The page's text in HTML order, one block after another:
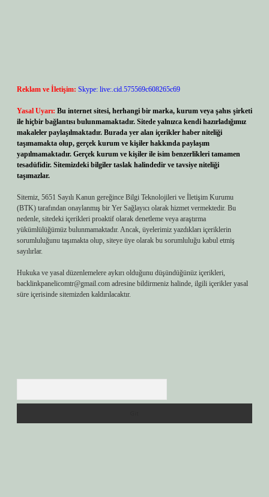
Reklam ve İletişim: Skype: live:.cid.575569c608265c69
Yasal Uyarı: Bu internet sitesi, herhangi bir marka, kurum veya şahıs şirketi
ile hiçbir bağlantısı bulunmamaktadır. Sitede yalnızca kendi hazırladığımız
makaleler paylaşılmaktadır. Burada yer alan içerikler haber niteliği
taşımamakta olup, gerçek kurum ve kişiler hakkında paylaşım
yapılmamaktadır. Gerçek kurum ve kişiler ile isim benzerlikleri tamamen
tesadüfidir. Sitemizdeki bilgiler taslak halindedir ve tavsiye niteliği
taşımazlar.
Sitemiz, 5651 Sayılı Kanun gereğince Bilgi Teknolojileri ve İletişim Kurumu
(BTK) tarafından onaylanmış bir Yer Sağlayıcı olarak hizmet vermektedir. Bu
nedenle, sitedeki içerikleri proaktif olarak denetleme veya araştırma
yükümlülüğümüz bulunmamaktadır. Ancak, üyelerimiz yazdıkları içeriklerin
sorumluluğunu taşımakta olup, siteye üye olarak bu sorumluluğu kabul etmiş
sayılırlar.
Hukuka ve yasal düzenlemelere aykırı olduğunu düşündüğünüz içerikleri,
backlinkpanelicomtr@gmail.com adresine bildirmeniz halinde, ilgili içerikler yasal
süre içerisinde sitemizden kaldırılacaktır.